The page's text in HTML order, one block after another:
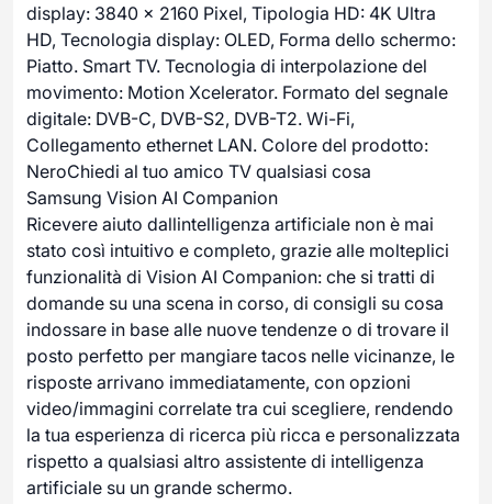
display: 3840 x 2160 Pixel, Tipologia HD: 4K Ultra
HD, Tecnologia display: OLED, Forma dello schermo:
Piatto. Smart TV. Tecnologia di interpolazione del
movimento: Motion Xcelerator. Formato del segnale
digitale: DVB-C, DVB-S2, DVB-T2. Wi-Fi,
Collegamento ethernet LAN. Colore del prodotto:
NeroChiedi al tuo amico TV qualsiasi cosa
Samsung Vision AI Companion
Ricevere aiuto dallintelligenza artificiale non è mai
stato così intuitivo e completo, grazie alle molteplici
funzionalità di Vision AI Companion: che si tratti di
domande su una scena in corso, di consigli su cosa
indossare in base alle nuove tendenze o di trovare il
posto perfetto per mangiare tacos nelle vicinanze, le
risposte arrivano immediatamente, con opzioni
video/immagini correlate tra cui scegliere, rendendo
la tua esperienza di ricerca più ricca e personalizzata
rispetto a qualsiasi altro assistente di intelligenza
artificiale su un grande schermo.